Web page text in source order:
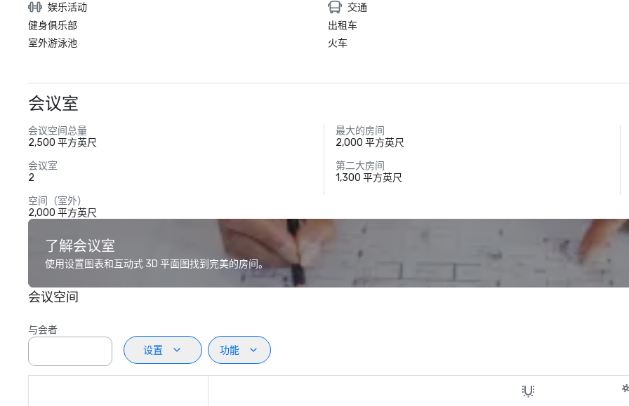
娱乐活动
健身俱乐部
室外游泳池
交通
出租车
火车
会议室
会议空间总量
2,500 平方英尺
最大的房间
2,000 平方英尺
会议室
2
第二大房间
1,300 平方英尺
空间（室外）
2,000 平方英尺
了解会议室
使用设置图表和互动式 3D 平面图找到完美的房间。
会议空间
与会者
设置
功能